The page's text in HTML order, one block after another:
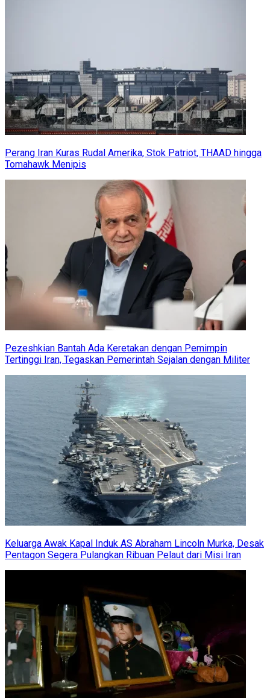
Perang Iran Kuras Rudal Amerika, Stok Patriot, THAAD hingga
Tomahawk Menipis
Pezeshkian Bantah Ada Keretakan dengan Pemimpin
Tertinggi Iran, Tegaskan Pemerintah Sejalan dengan Militer
Keluarga Awak Kapal Induk AS Abraham Lincoln Murka, Desak
Pentagon Segera Pulangkan Ribuan Pelaut dari Misi Iran